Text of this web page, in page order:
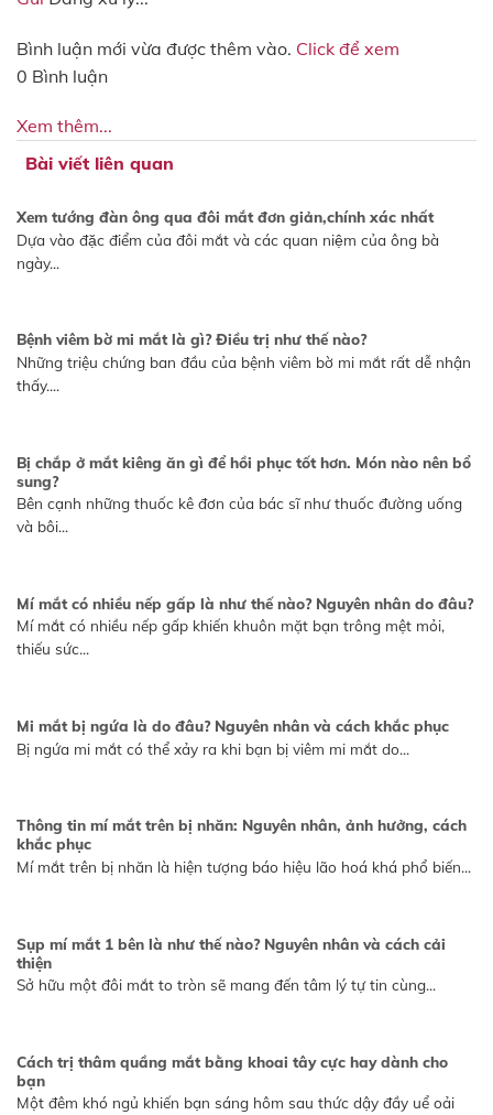
Bình luận mới vừa được thêm vào. Click để xem
0 Bình luận
Xem thêm...
Bài viết liên quan
Xem tướng đàn ông qua đôi mắt đơn giản,chính xác nhất
Dựa vào đặc điểm của đôi mắt và các quan niệm của ông bà
ngày...
Bệnh viêm bờ mi mắt là gì? Điều trị như thế nào?
Những triệu chứng ban đầu của bệnh viêm bờ mi mắt rất dễ nhận
thấy....
Bị chắp ở mắt kiêng ăn gì để hồi phục tốt hơn. Món nào nên bổ
sung?
Bên cạnh những thuốc kê đơn của bác sĩ như thuốc đường uống
và bôi...
Mí mắt có nhiều nếp gấp là như thế nào? Nguyên nhân do đâu?
Mí mắt có nhiều nếp gấp khiến khuôn mặt bạn trông mệt mỏi,
thiếu sức...
Mi mắt bị ngứa là do đâu? Nguyên nhân và cách khắc phục
Bị ngứa mi mắt có thể xảy ra khi bạn bị viêm mi mắt do...
Thông tin mí mắt trên bị nhăn: Nguyên nhân, ảnh hưởng, cách
khắc phục
Mí mắt trên bị nhăn là hiện tượng báo hiệu lão hoá khá phổ biến...
Sụp mí mắt 1 bên là như thế nào? Nguyên nhân và cách cải
thiện
Sở hữu một đôi mắt to tròn sẽ mang đến tâm lý tự tin cùng...
Cách trị thâm quầng mắt bằng khoai tây cực hay dành cho
bạn
Một đêm khó ngủ khiến bạn sáng hôm sau thức dậy đầy uể oải